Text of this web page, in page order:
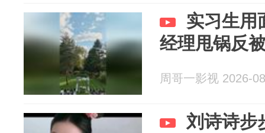
实习生用
经理甩锅反
周哥一影视 2026-
刘诗诗步